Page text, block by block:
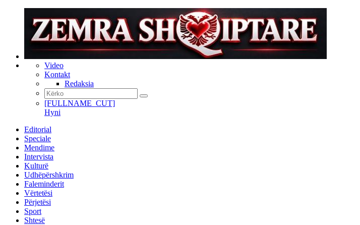
Video
Kontakt
Redaksia
[FULLNAME_CUT]
Hyni
Editorial
Speciale
Mendime
Intervista
Kulturë
Udhëpërshkrim
Faleminderit
Vërtetësi
Përjetësi
Sport
Shtesë